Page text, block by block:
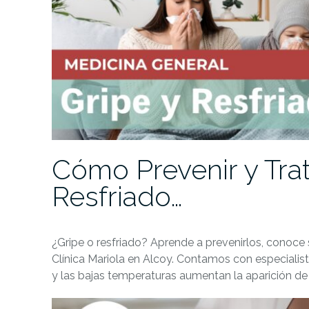
Cómo Prevenir y
Resfriado…
¿Gripe o resfriado? Aprende a prevenirlos,
Clínica Mariola en Alcoy. Contamos con
y las bajas temperaturas aumentan la aparición